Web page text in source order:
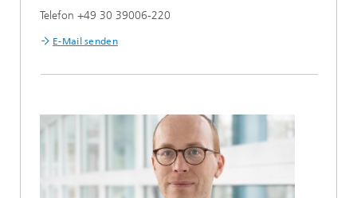
Telefon +49 30 39006-220
E-Mail senden